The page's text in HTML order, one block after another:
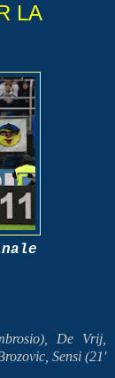
LA
De Vrij,
Sensi (21'